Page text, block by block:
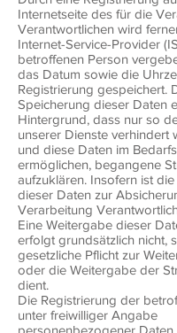
Internetseite des für die
Verantwortlichen wird
Internet-Service-Provider
betroffenen Person
das Datum sowie die
Registrierung gespeichert.
Speicherung dieser Daten
Hintergrund, dass nur so
unserer Dienste verhindert
und diese Daten im
ermöglichen, begangene
aufzuklären. Insofern ist
dieser Daten zur
Verarbeitung
Eine Weitergabe dieser
erfolgt grundsätzlich nicht,
gesetzliche Pflicht zur
oder die Weitergabe der
dient.
Die Registrierung der
unter freiwilliger Angabe
personenbezogener